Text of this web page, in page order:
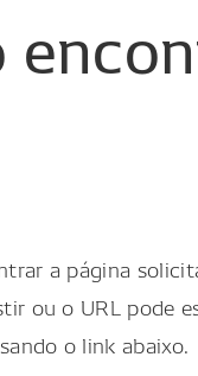
a página
ou o URL pode
o link abaixo.